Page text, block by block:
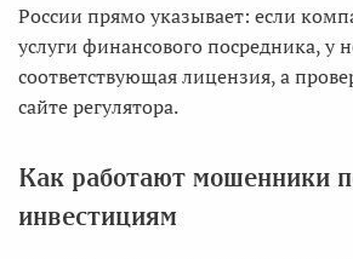
России прямо указывает: если
услуги финансового посредника, у
соответствующая лицензия, а
сайте регулятора.
Как работают мошенники
инвестициям